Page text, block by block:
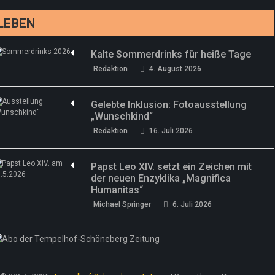
Kalte Sommerdrinks für heiße Tage
Redaktion 4. August 2026
Gelebte Inklusion: Fotoausstellung
„Wunschkind“
Redaktion 16. Juli 2026
Papst Leo XIV. setzt ein Zeichen mit
der neuen Enzyklika „Magnifica
Humanitas“
Michael Springer 6. Juli 2026